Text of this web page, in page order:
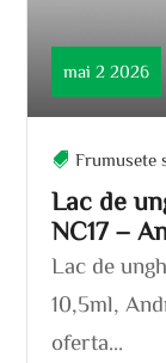
Lac de
NC17 –
mai 2 2026
Frumusete
Lac de
10,5ml,
oferta...